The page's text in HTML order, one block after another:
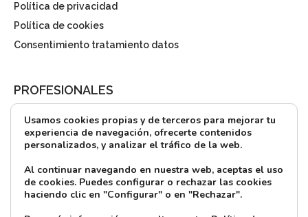
Política de privacidad
Política de cookies
Consentimiento tratamiento datos
PROFESIONALES
¿Quieres alquilar?
Prensa
Directorio
CONTACTO
Usamos cookies propias y de terceros para mejorar tu
experiencia de navegación, ofrecerte contenidos
personalizados, y analizar el tráfico de la web.
Al continuar navegando en nuestra web, aceptas el uso
de cookies. Puedes configurar o rechazar las cookies
haciendo clic en "Configurar" o en "Rechazar".